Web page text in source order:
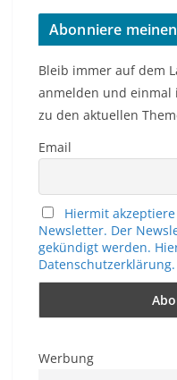
r
h
Abonniere
Bleib immer auf dem
anmelden und einmal
zu den aktuellen
Email
Hiermit
Newsletter. Der
gekündigt werden.
Datenschutzerklärung.
Werbung